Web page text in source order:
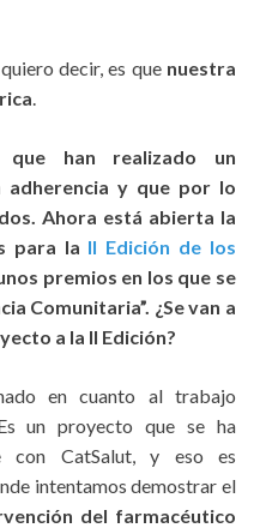
decir, es que nuestra
que han realizado un
y que por lo
Ahora está abierta la
para la II Edición de los
unos premios en los que se
Comunitaria”. ¿Se van a
a la II Edición?
en cuanto al trabajo
un proyecto que se ha
con CatSalut, y eso es
intentamos demostrar el
del farmacéutico